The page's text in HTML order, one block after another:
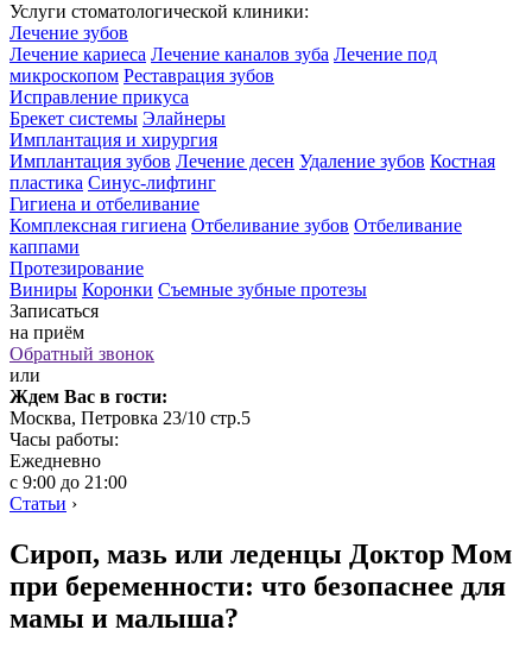
Услуги стоматологической клиники:
Лечение зубов
Лечение кариеса Лечение каналов зуба Лечение под
микроскопом Реставрация зубов
Исправление прикуса
Брекет системы Элайнеры
Имплантация и хирургия
Имплантация зубов Лечение десен Удаление зубов Костная
пластика Синус-лифтинг
Гигиена и отбеливание
Комплексная гигиена Отбеливание зубов Отбеливание
каппами
Протезирование
Виниры Коронки Съемные зубные протезы
Записаться
на приём
Обратный звонок
или
Ждем Вас в гости:
Москва, Петровка 23/10 стр.5
Часы работы:
Ежедневно
с 9:00 до 21:00
Статьи ›
Сироп, мазь или леденцы Доктор Мом
при беременности: что безопаснее для
мамы и малыша?